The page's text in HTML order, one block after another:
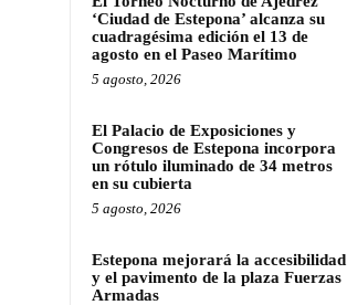
‘Ciudad de Estepona’ alcanza su
cuadragésima edición el 13 de
agosto en el Paseo Marítimo
5 agosto, 2026
El Palacio de Exposiciones y
Congresos de Estepona incorpora
un rótulo iluminado de 34 metros
en su cubierta
5 agosto, 2026
Estepona mejorará la accesibilidad
y el pavimento de la plaza Fuerzas
Armadas